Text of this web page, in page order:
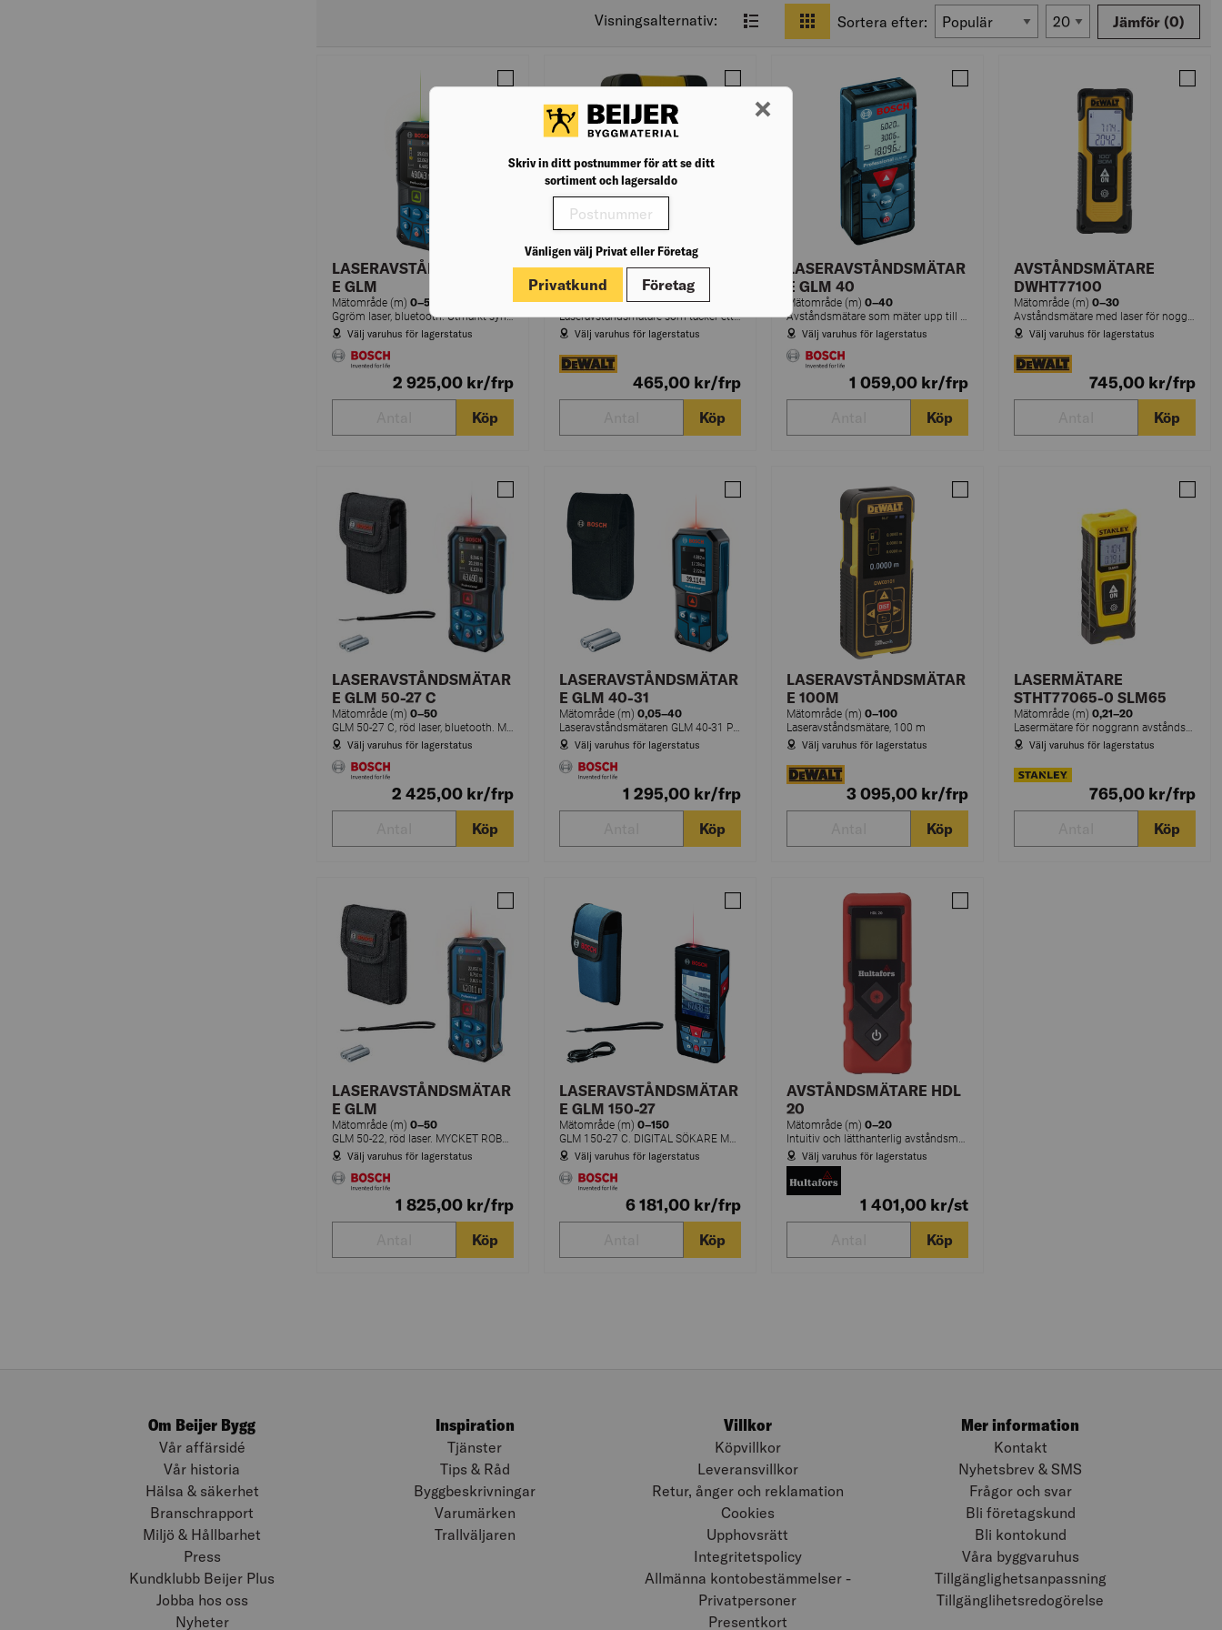
Visningsalternativ: Sortera efter: Jämför (0)
LASERAVSTÅNDSMÄTAR
E GLM
Mätområde (m) 0–50
Ggröm laser, bluetooth. Utmärkt synlighet. Den gröna laserpunken syns tydligare än röd laser, vilket gör den speciellt lämplig för mätning av långa avstånd under ljusa inomhusförhållanden.
Välj varuhus för lagerstatus
2 925,00 kr/frp
Köp
Jämför LASERAVSTÅNDSMÄTARE GLM 50-27 CG
AVSTÅNDSMÄTARE
DW055PL-XJ
Mätområde (m)0–15
Laseravståndsmätare som täcker ett mätområde på 15 m.
Välj varuhus för lagerstatus
465,00 kr/frp
Köp
Jämför AVSTÅNDSMÄTARE DW055PL-XJ DW055
LASERAVSTÅNDSMÄTAR
E GLM 40
Mätområde (m) 0–40
Avståndsmätare som mäter upp till 40 meter med en noggrannhet på ±1,5 mm. Avståndsmätaren är lättanvänd tack vare självförklarande knappsats.
Välj varuhus för lagerstatus
1 059,00 kr/frp
Köp
Jämför LASERAVSTÅNDSMÄTARE GLM 40
AVSTÅNDSMÄTARE
DWHT77100
Mätområde (m) 0–30
Avståndsmätare med laser för noggranna mätningar upp till 30 meter.
Välj varuhus för lagerstatus
745,00 kr/frp
Köp
Jämför
LASERAVSTÅNDSMÄTAR
E GLM 50-27 C
Mätområde (m) 0–50
GLM 50-27 C, röd laser, bluetooth. MYCKET TÅLIG: Laseravståndsmätaren är redo för byggarbetsplatsen. IP65-skyddet gör enheten mycket tålig och lämplig för tuffa förhållanden. Det robusta höljet motstår fall på 1,5 m, även på betong.
Välj varuhus för lagerstatus
2 425,00 kr/frp
Köp
Jämför LASERAVSTÅNDSMÄTARE GLM 50-27 C
LASERAVSTÅNDSMÄTAR
E GLM 40-31
Mätområde (m) 0,05–40
Laseravståndsmätaren GLM 40-31 Professional är din lösning för tillförlitliga mätningar på arbetsplatsen.
Välj varuhus för lagerstatus
1 295,00 kr/frp
Köp
Jämför LASERAVSTÅNDSMÄTARE GLM 40-31
LASERAVSTÅNDSMÄTAR
E 100M
Mätområde (m) 0–100
Laseravståndsmätare, 100 m
Välj varuhus för lagerstatus
3 095,00 kr/frp
Köp
Jämför LASERAVSTÅNDSMÄTARE 100M
LASERMÄTARE
STHT77065-0 SLM65
Mätområde (m) 0,21–20
Lasermätare för noggrann avståndsmätning upp till 20 meter.
Välj varuhus för lagerstatus
765,00 kr/frp
Köp
Jämför
LASERAVSTÅNDSMÄTAR
E GLM
Mätområde (m) 0–50
Välj varuhus för lagerstatus
1 825,00 kr/frp
Köp
Jämför LASERAVSTÅNDSMÄTARE GLM 50-22
LASERAVSTÅNDSMÄTAR
E GLM 150-27
Mätområde (m) 0–150
Välj varuhus för lagerstatus
6 181,00 kr/frp
Köp
Jämför LASERAVSTÅNDSMÄTARE GLM 150-27 C
AVSTÅNDSMÄTARE HDL
20
Mätområde (m) 0–20
Välj varuhus för lagerstatus
1 401,00 kr/st
Köp
Jämför AVSTÅNDSMÄTARE HDL 20 20M
Om Beijer Bygg
Vår affärsidé
Vår historia
Hälsa & säkerhet
Branschrapport
Miljö & Hållbarhet
Press
Kundklubb Beijer Plus
Jobba hos oss
Nyheter
Inspiration
Tjänster
Tips & Råd
Byggbeskrivningar
Varumärken
Trallväljaren
Villkor
Köpvillkor
Leveransvillkor
Retur, ånger och reklamation
Cookies
Upphovsrätt
Integritetspolicy
Allmänna kontobestämmelser -
Privatpersoner
Presentkort
Mer information
Kontakt
Nyhetsbrev & SMS
Frågor och svar
Bli företagskund
Bli kontokund
Våra byggvaruhus
Tillgänglighetsanpassning
Tillgänglihetsredogörelse
Skriv in ditt postnummer för att se ditt
sortiment och lagersaldo
Vänligen välj Privat eller Företag
Privatkund Företag